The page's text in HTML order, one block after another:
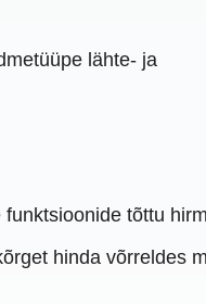
lähte- ja
tõttu
hinda võrreldes